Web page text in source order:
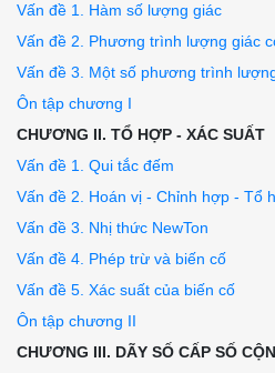
Đặt y - sinx, ta có y’ = cosx
Bài 1
Tính gần đúng các số sau: a) cosl51°
Bài 2
Chứng minh rằng với |x|
2a
Vấn đề 1. Hàm số lượng giác
Vấn đề 2. Phương trình lượng giác
Vấn đề 3. Một số phương trình
Ôn tập chương I
CHƯƠNG II. TỔ HỢP - XÁC SUẤT
Vấn đề 1. Qui tắc đếm
Vấn đề 2. Hoán vị - Chỉnh hợp - Tổ
Vấn đề 3. Nhị thức NewTon
Vấn đề 4. Phép trừ và biến cố
Vấn đề 5. Xác suất của biến cố
Ôn tập chương II
CHƯƠNG III. DÃY SỐ CẤP SỐ